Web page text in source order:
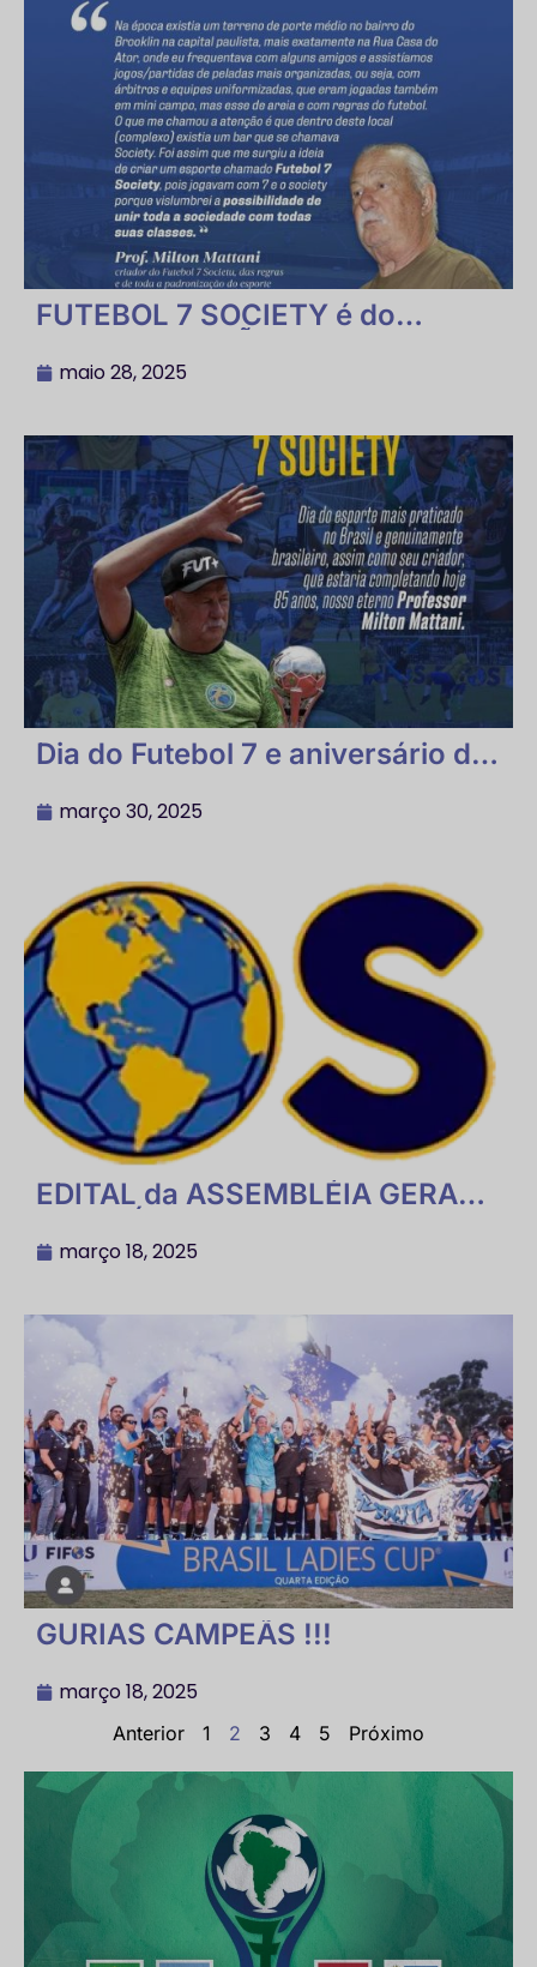
FUTEBOL 7 SOCIETY é do
Prof MILTON MATTANI
maio 28, 2025
Dia do Futebol 7 e aniversário do
março 30, 2025
EDITAL da ASSEMBLÉIA GERAL
paraPrestação de Contas do ano
março 18, 2025
GURIAS CAMPEÃS !!!
março 18, 2025
Anterior 1 2 3 4 5 Próximo